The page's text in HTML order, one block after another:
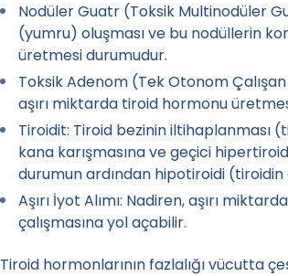
Nodüler Guatr (Toksik Multinodüler
(yumru) oluşması ve bu nodüllerin
üretmesi durumudur.
Toksik Adenom (Tek Otonom
aşırı miktarda tiroid hormonu
Tiroidit: Tiroid bezinin iltihaplanması
kana karışmasına ve geçici
durumun ardından hipotiroidi (tiroidin
Aşırı İyot Alımı: Nadiren, aşırı
çalışmasına yol açabilir.
Tiroid hormonlarının fazlalığı vücutta